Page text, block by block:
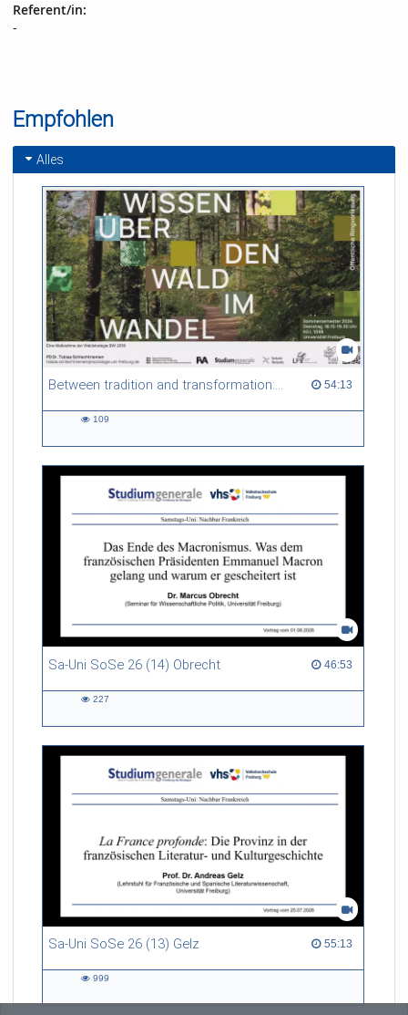
Referent/in:
-
Empfohlen
Alles
Between tradition and transformation: how owners, advisers and institutions co-create knowledge for resilient forests in Europe 54:13
54:13 duration
109
Sa-Uni SoSe 26 (14) Obrecht 46:53
46:53 duration
227
Sa-Uni SoSe 26 (13) Gelz 55:13
55:13 duration
999